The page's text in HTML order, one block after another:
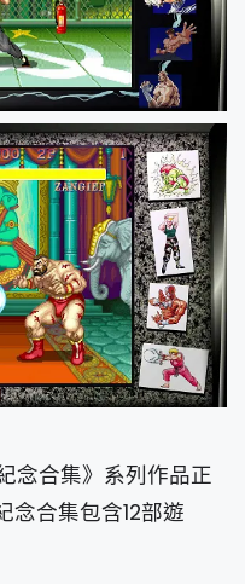
念合集》系列作品正
合集包含12部遊